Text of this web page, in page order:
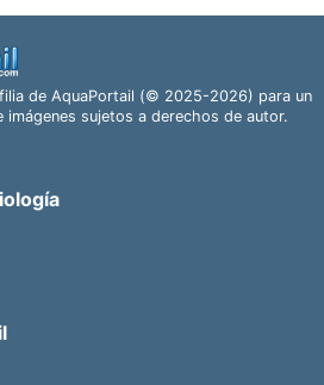
de AquaPortail (© 2025-2026) para un
imágenes sujetos a derechos de autor.